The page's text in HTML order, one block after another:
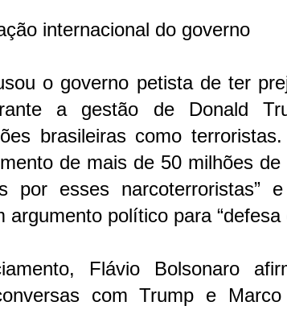
internacional do governo
o governo petista de ter
a gestão de Donald
brasileiras como
de mais de 50 milhões
por esses narcoterroristas”
político para “defesa
Flávio Bolsonaro
com Trump e